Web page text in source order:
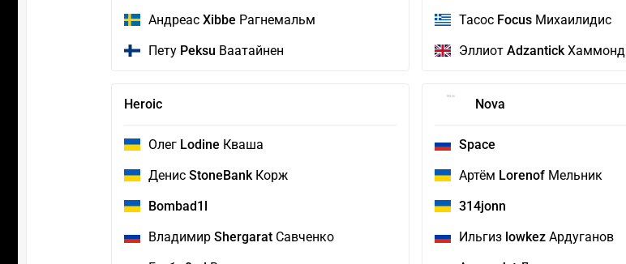
Андреас Xibbe Рагнемальм
Пету Peksu Ваатайнен
Тасос FocusМихаилидис
Эллиот AdzantickХаммонд
Heroic
Олег Lodine Кваша
Денис StoneBankКорж
Bombad1l
Владимир Shergarat Савченко
Nova
Space
Артём LorenofМельник
314jonn
Ильгиз lowkezАрдуганов